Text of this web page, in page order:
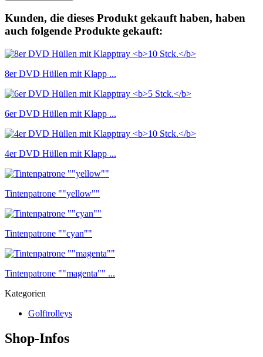
Kunden, die dieses Produkt gekauft haben, haben
auch folgende Produkte gekauft:
8er DVD Hüllen mit Klapp ...
6er DVD Hüllen mit Klapp ...
4er DVD Hüllen mit Klapp ...
Tintenpatrone ""yellow""
Tintenpatrone ""cyan""
Tintenpatrone ""magenta"" ...
Kategorien
Golftrolleys
Shop-Infos